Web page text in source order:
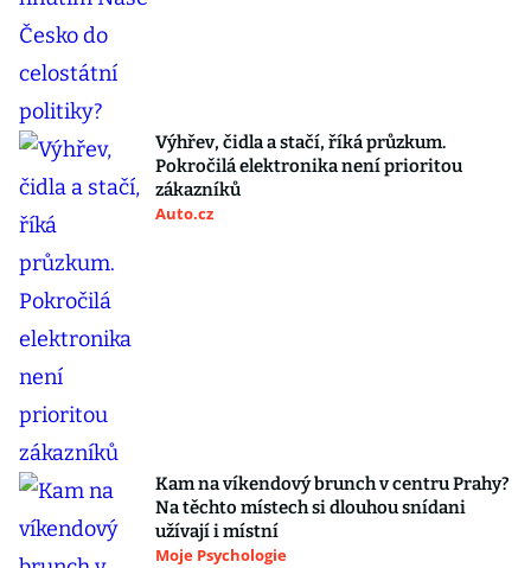
Výhřev, čidla a stačí, říká průzkum.
Pokročilá elektronika není prioritou
zákazníků
Auto.cz
Kam na víkendový brunch v centru Prahy?
Na těchto místech si dlouhou snídani
užívají i místní
Moje Psychologie